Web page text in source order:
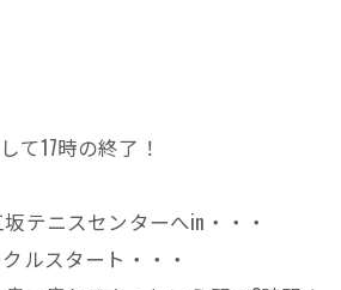
て17時の終了！
テニスセンターへin・・・
ルスタート・・・